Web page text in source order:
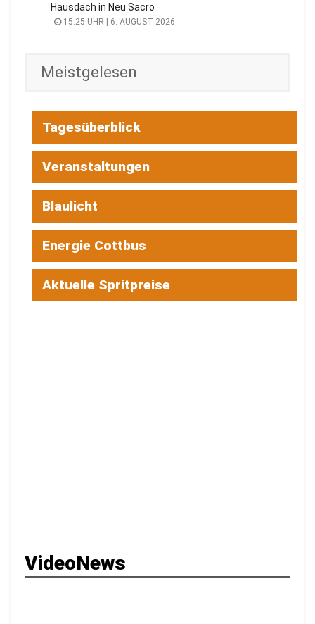
Hausdach in Neu Sacro
15:25 UHR | 6. AUGUST 2026
Meistgelesen
Tagesüberblick
Veranstaltungen
Blaulicht
Energie Cottbus
Aktuelle Spritpreise
VideoNews